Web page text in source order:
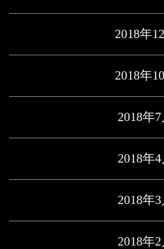
2018年
2018年
2018年7
2018年4
2018年3
2018年2